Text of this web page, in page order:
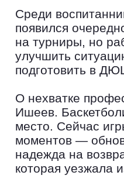
Среди
появился
на турниры, но
улучшить
подготовить в
О нехватке
Ишеев.
место. Сейчас
моментов —
надежда на
которая уезжала